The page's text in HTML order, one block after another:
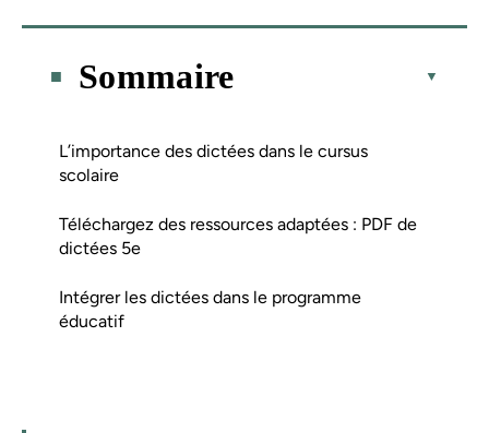
Sommaire
L’importance des dictées dans le cursus
scolaire
Téléchargez des ressources adaptées : PDF de
dictées 5e
Intégrer les dictées dans le programme
éducatif